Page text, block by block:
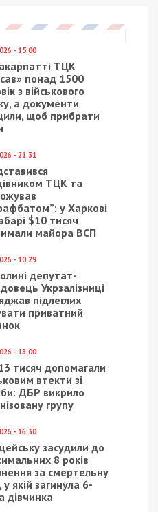
на рашиста
для
ВСУ
преимущества
металлических
сборных стеллажей